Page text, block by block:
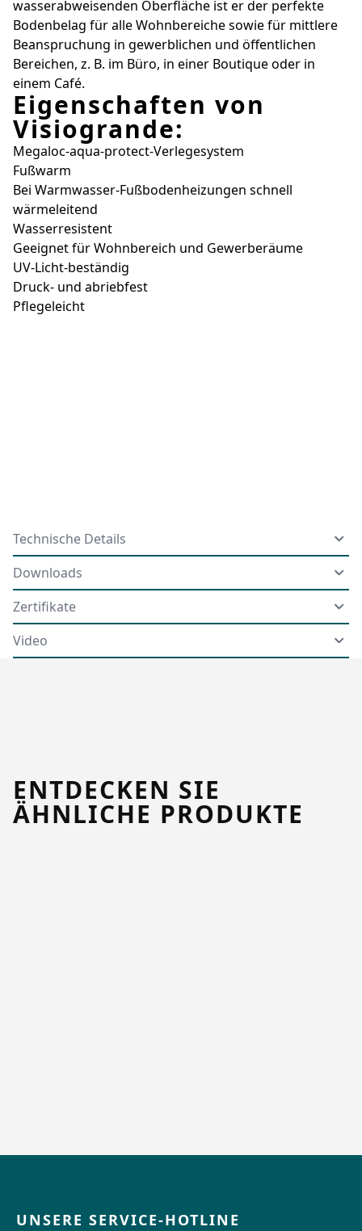
wasserabweisenden Oberfläche ist er der perfekte
Bodenbelag für alle Wohnbereiche sowie für mittlere
Beanspruchung in gewerblichen und öffentlichen
Bereichen, z. B. im Büro, in einer Boutique oder in
einem Café.
Eigenschaften von
Visiogrande:
Megaloc-aqua-protect-Verlegesystem
Fußwarm
Bei Warmwasser-Fußbodenheizungen schnell
wärmeleitend
Wasserresistent
Geeignet für Wohnbereich und Gewerberäume
UV-Licht-beständig
Druck- und abriebfest
Pflegeleicht
Technische Details
Downloads
Zertifikate
Video
ENTDECKEN SIE
ÄHNLICHE PRODUKTE
UNSERE SERVICE-HOTLINE